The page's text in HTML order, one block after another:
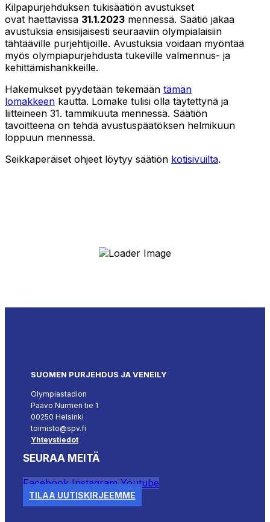
Kilpapurjehduksen tukisäätiön avustukset
ovat haettavissa 31.1.2023 mennessä. Säätiö jakaa
avustuksia ensisijaisesti seuraaviin olympialaisiin
tähtääville purjehtijoille. Avustuksia voidaan myöntää
myös olympiapurjehdusta tukeville valmennus- ja
kehittämishankkeille.
Hakemukset pyydetään tekemään tämän
lomakkeen kautta. Lomake tulisi olla täytettynä ja
liitteineen 31. tammikuuta mennessä. Säätiön
tavoitteena on tehdä avustuspäätöksen helmikuun
loppuun mennessä.
Seikkaperäiset ohjeet löytyy säätiön kotisivuilta.
SUOMEN PURJEHDUS JA VENEILY
Olympiastadion
Paavo Nurmen tie 1
00250 Helsinki
toimisto@spv.fi
Yhteystiedot
SEURAA MEITÄ
Facebook Instagram Youtube
TILAA UUTISKIRJEEMME